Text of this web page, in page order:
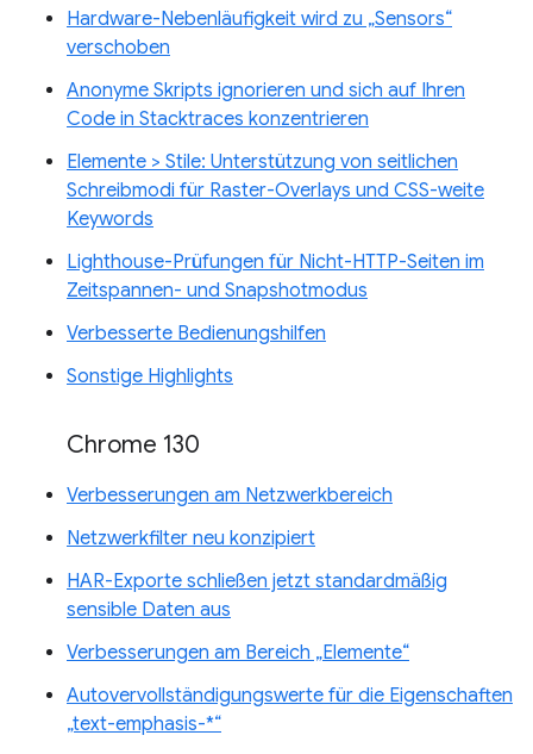
Hardware-Nebenläufigkeit wird zu „Sensors“
verschoben
Anonyme Skripts ignorieren und sich auf Ihren
Code in Stacktraces konzentrieren
Elemente > Stile: Unterstützung von seitlichen
Schreibmodi für Raster-Overlays und CSS-weite
Keywords
Lighthouse-Prüfungen für Nicht-HTTP-Seiten im
Zeitspannen- und Snapshotmodus
Verbesserte Bedienungshilfen
Sonstige Highlights
Chrome 130
Verbesserungen am Netzwerkbereich
Netzwerkfilter neu konzipiert
HAR-Exporte schließen jetzt standardmäßig
sensible Daten aus
Verbesserungen am Bereich „Elemente“
Autovervollständigungswerte für die Eigenschaften
„text-emphasis-*“